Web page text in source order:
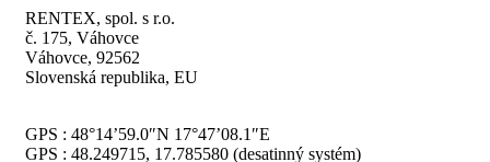
RENTEX, spol. s r.o.
č. 175, Váhovce
Váhovce, 92562
Slovenská republika, EU
GPS : 48°14’59.0″N 17°47’08.1″E
GPS : 48.249715, 17.785580 (desatinný systém)